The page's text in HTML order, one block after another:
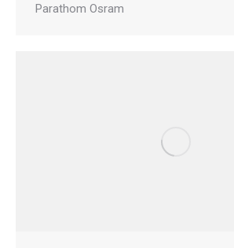
Parathom Osram